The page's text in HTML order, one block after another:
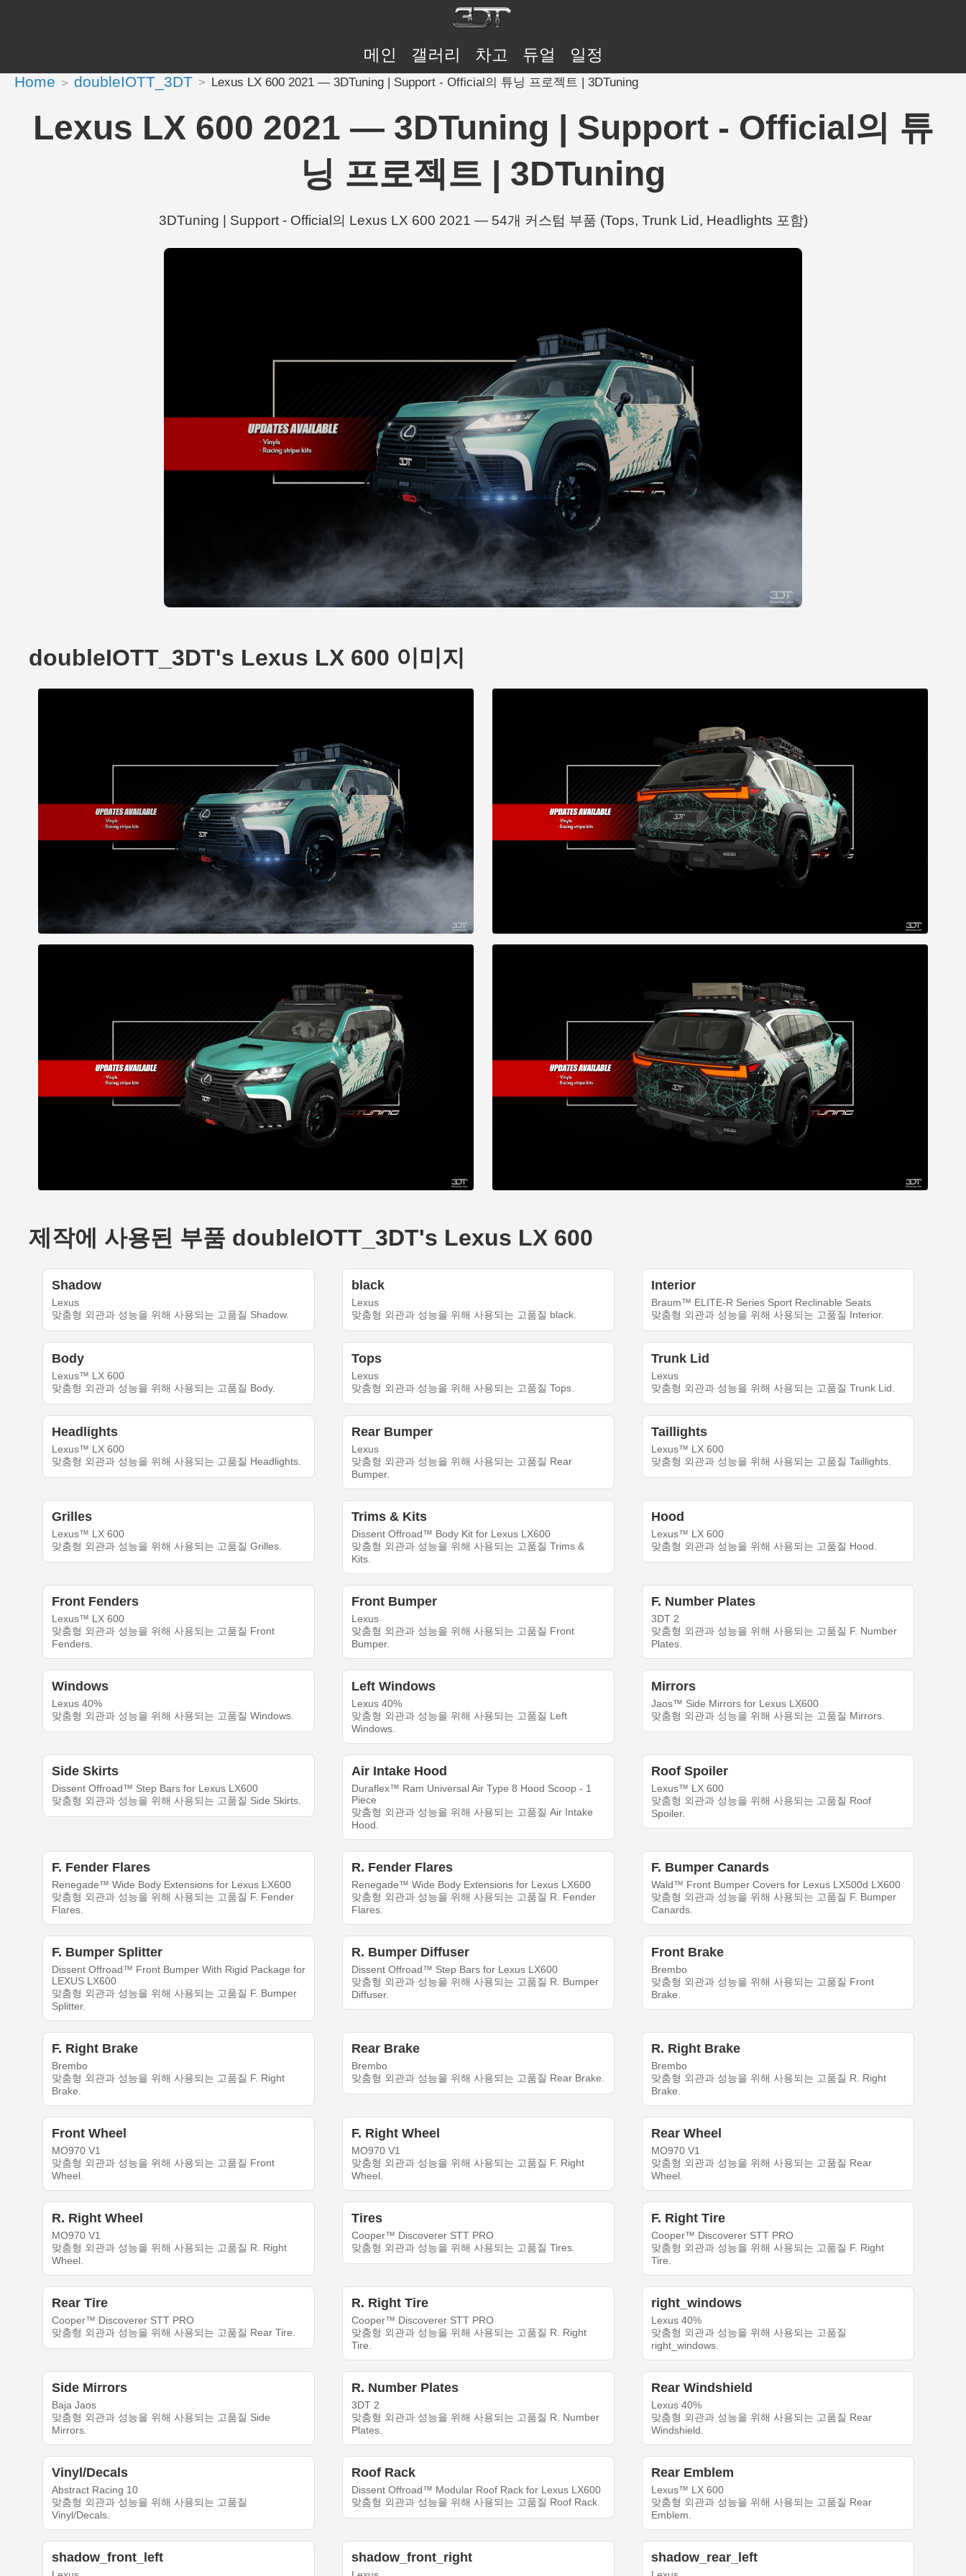
메인 갤러리 차고 듀얼 일정
Home doubleIOTT_3DT Lexus LX 600 2021 — 3DTuning | Support - Official의 튜닝 프로젝트 | 3DTuning
Lexus LX 600 2021 — 3DTuning | Support - Official의 튜
닝 프로젝트 | 3DTuning
3DTuning | Support - Official의 Lexus LX 600 2021 — 54개 커스텀 부품 (Tops, Trunk Lid, Headlights 포함)
doubleIOTT_3DT's Lexus LX 600 이미지
제작에 사용된 부품 doubleIOTT_3DT's Lexus LX 600
Shadow
Lexus
맞춤형 외관과 성능을 위해 사용되는 고품질 Shadow.
black
Lexus
맞춤형 외관과 성능을 위해 사용되는 고품질 black.
Interior
Braum™ ELITE-R Series Sport Reclinable Seats
맞춤형 외관과 성능을 위해 사용되는 고품질 Interior.
Body
Lexus™ LX 600
맞춤형 외관과 성능을 위해 사용되는 고품질 Body.
Tops
Lexus
맞춤형 외관과 성능을 위해 사용되는 고품질 Tops.
Trunk Lid
Lexus
맞춤형 외관과 성능을 위해 사용되는 고품질 Trunk Lid.
Headlights
Lexus™ LX 600
맞춤형 외관과 성능을 위해 사용되는 고품질 Headlights.
Rear Bumper
Lexus
맞춤형 외관과 성능을 위해 사용되는 고품질 Rear
Bumper.
Taillights
Lexus™ LX 600
맞춤형 외관과 성능을 위해 사용되는 고품질 Taillights.
Grilles
Lexus™ LX 600
맞춤형 외관과 성능을 위해 사용되는 고품질 Grilles.
Trims & Kits
Dissent Offroad™ Body Kit for Lexus LX600
맞춤형 외관과 성능을 위해 사용되는 고품질 Trims &
Kits.
Hood
Lexus™ LX 600
맞춤형 외관과 성능을 위해 사용되는 고품질 Hood.
Front Fenders
Lexus™ LX 600
맞춤형 외관과 성능을 위해 사용되는 고품질 Front
Fenders.
Front Bumper
Lexus
맞춤형 외관과 성능을 위해 사용되는 고품질 Front
Bumper.
F. Number Plates
3DT 2
맞춤형 외관과 성능을 위해 사용되는 고품질 F. Number
Plates.
Windows
Lexus 40%
맞춤형 외관과 성능을 위해 사용되는 고품질 Windows.
Left Windows
Lexus 40%
맞춤형 외관과 성능을 위해 사용되는 고품질 Left
Windows.
Mirrors
Jaos™ Side Mirrors for Lexus LX600
맞춤형 외관과 성능을 위해 사용되는 고품질 Mirrors.
Side Skirts
Dissent Offroad™ Step Bars for Lexus LX600
맞춤형 외관과 성능을 위해 사용되는 고품질 Side Skirts.
Air Intake Hood
Duraflex™ Ram Universal Air Type 8 Hood Scoop - 1
Piece
맞춤형 외관과 성능을 위해 사용되는 고품질 Air Intake
Hood.
Roof Spoiler
Lexus™ LX 600
맞춤형 외관과 성능을 위해 사용되는 고품질 Roof
Spoiler.
F. Fender Flares
Renegade™ Wide Body Extensions for Lexus LX600
맞춤형 외관과 성능을 위해 사용되는 고품질 F. Fender
Flares.
R. Fender Flares
Renegade™ Wide Body Extensions for Lexus LX600
맞춤형 외관과 성능을 위해 사용되는 고품질 R. Fender
Flares.
F. Bumper Canards
Wald™ Front Bumper Covers for Lexus LX500d LX600
맞춤형 외관과 성능을 위해 사용되는 고품질 F. Bumper
Canards.
F. Bumper Splitter
Dissent Offroad™ Front Bumper With Rigid Package for
LEXUS LX600
맞춤형 외관과 성능을 위해 사용되는 고품질 F. Bumper
Splitter.
R. Bumper Diffuser
Dissent Offroad™ Step Bars for Lexus LX600
맞춤형 외관과 성능을 위해 사용되는 고품질 R. Bumper
Diffuser.
Front Brake
Brembo
맞춤형 외관과 성능을 위해 사용되는 고품질 Front
Brake.
F. Right Brake
Brembo
맞춤형 외관과 성능을 위해 사용되는 고품질 F. Right
Brake.
Rear Brake
Brembo
맞춤형 외관과 성능을 위해 사용되는 고품질 Rear Brake.
R. Right Brake
Brembo
맞춤형 외관과 성능을 위해 사용되는 고품질 R. Right
Brake.
Front Wheel
MO970 V1
맞춤형 외관과 성능을 위해 사용되는 고품질 Front
Wheel.
F. Right Wheel
MO970 V1
맞춤형 외관과 성능을 위해 사용되는 고품질 F. Right
Wheel.
Rear Wheel
MO970 V1
맞춤형 외관과 성능을 위해 사용되는 고품질 Rear
Wheel.
R. Right Wheel
MO970 V1
맞춤형 외관과 성능을 위해 사용되는 고품질 R. Right
Wheel.
Tires
Cooper™ Discoverer STT PRO
맞춤형 외관과 성능을 위해 사용되는 고품질 Tires.
F. Right Tire
Cooper™ Discoverer STT PRO
맞춤형 외관과 성능을 위해 사용되는 고품질 F. Right
Tire.
Rear Tire
Cooper™ Discoverer STT PRO
맞춤형 외관과 성능을 위해 사용되는 고품질 Rear Tire.
R. Right Tire
Cooper™ Discoverer STT PRO
맞춤형 외관과 성능을 위해 사용되는 고품질 R. Right
Tire.
right_windows
Lexus 40%
맞춤형 외관과 성능을 위해 사용되는 고품질
right_windows.
Side Mirrors
Baja Jaos
맞춤형 외관과 성능을 위해 사용되는 고품질 Side
Mirrors.
R. Number Plates
3DT 2
맞춤형 외관과 성능을 위해 사용되는 고품질 R. Number
Plates.
Rear Windshield
Lexus 40%
맞춤형 외관과 성능을 위해 사용되는 고품질 Rear
Windshield.
Vinyl/Decals
Abstract Racing 10
맞춤형 외관과 성능을 위해 사용되는 고품질
Vinyl/Decals.
Roof Rack
Dissent Offroad™ Modular Roof Rack for Lexus LX600
맞춤형 외관과 성능을 위해 사용되는 고품질 Roof Rack.
Rear Emblem
Lexus™ LX 600
맞춤형 외관과 성능을 위해 사용되는 고품질 Rear
Emblem.
shadow_front_left shadow_front_right shadow_rear_left